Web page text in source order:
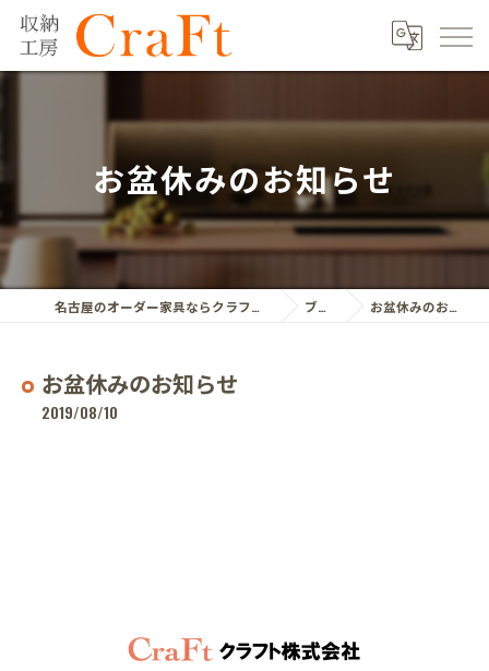
お盆休みのお知らせ
名古屋のオーダー家具ならクラフト株式会社 ブログ お盆休みのお知らせ
お盆休みのお知らせ
2019/08/10